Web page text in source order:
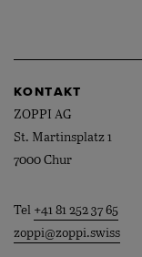
KONTAKT
ZOPPI AG
St. Martinsplatz 1
7000 Chur
Tel +41 81 252 37 65
zoppi@zoppi.swiss